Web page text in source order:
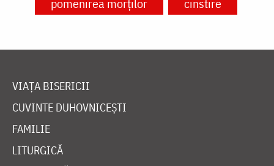
pomenirea morților
cinstire
VIAȚA BISERICII
CUVINTE DUHOVNICEȘTI
FAMILIE
LITURGICĂ